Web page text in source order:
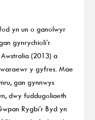
yn un o ganolwyr
gynrychioli’r
(2013) a
y gyfres. Mae
gan gynnwys
dwy fuddugoliaeth
Rygbi’r Byd yn